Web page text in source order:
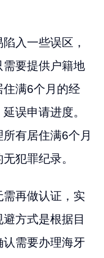
入一些误区，
要提供户籍地
住满6个月的经
误申请进度。
有居住满6个月
犯罪纪录。
再做认证，实
方式是根据目
需要办理海牙